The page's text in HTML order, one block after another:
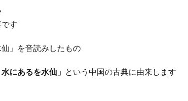
す
」を音読みしたもの
にあるを水仙」 という中国の古典に由来します